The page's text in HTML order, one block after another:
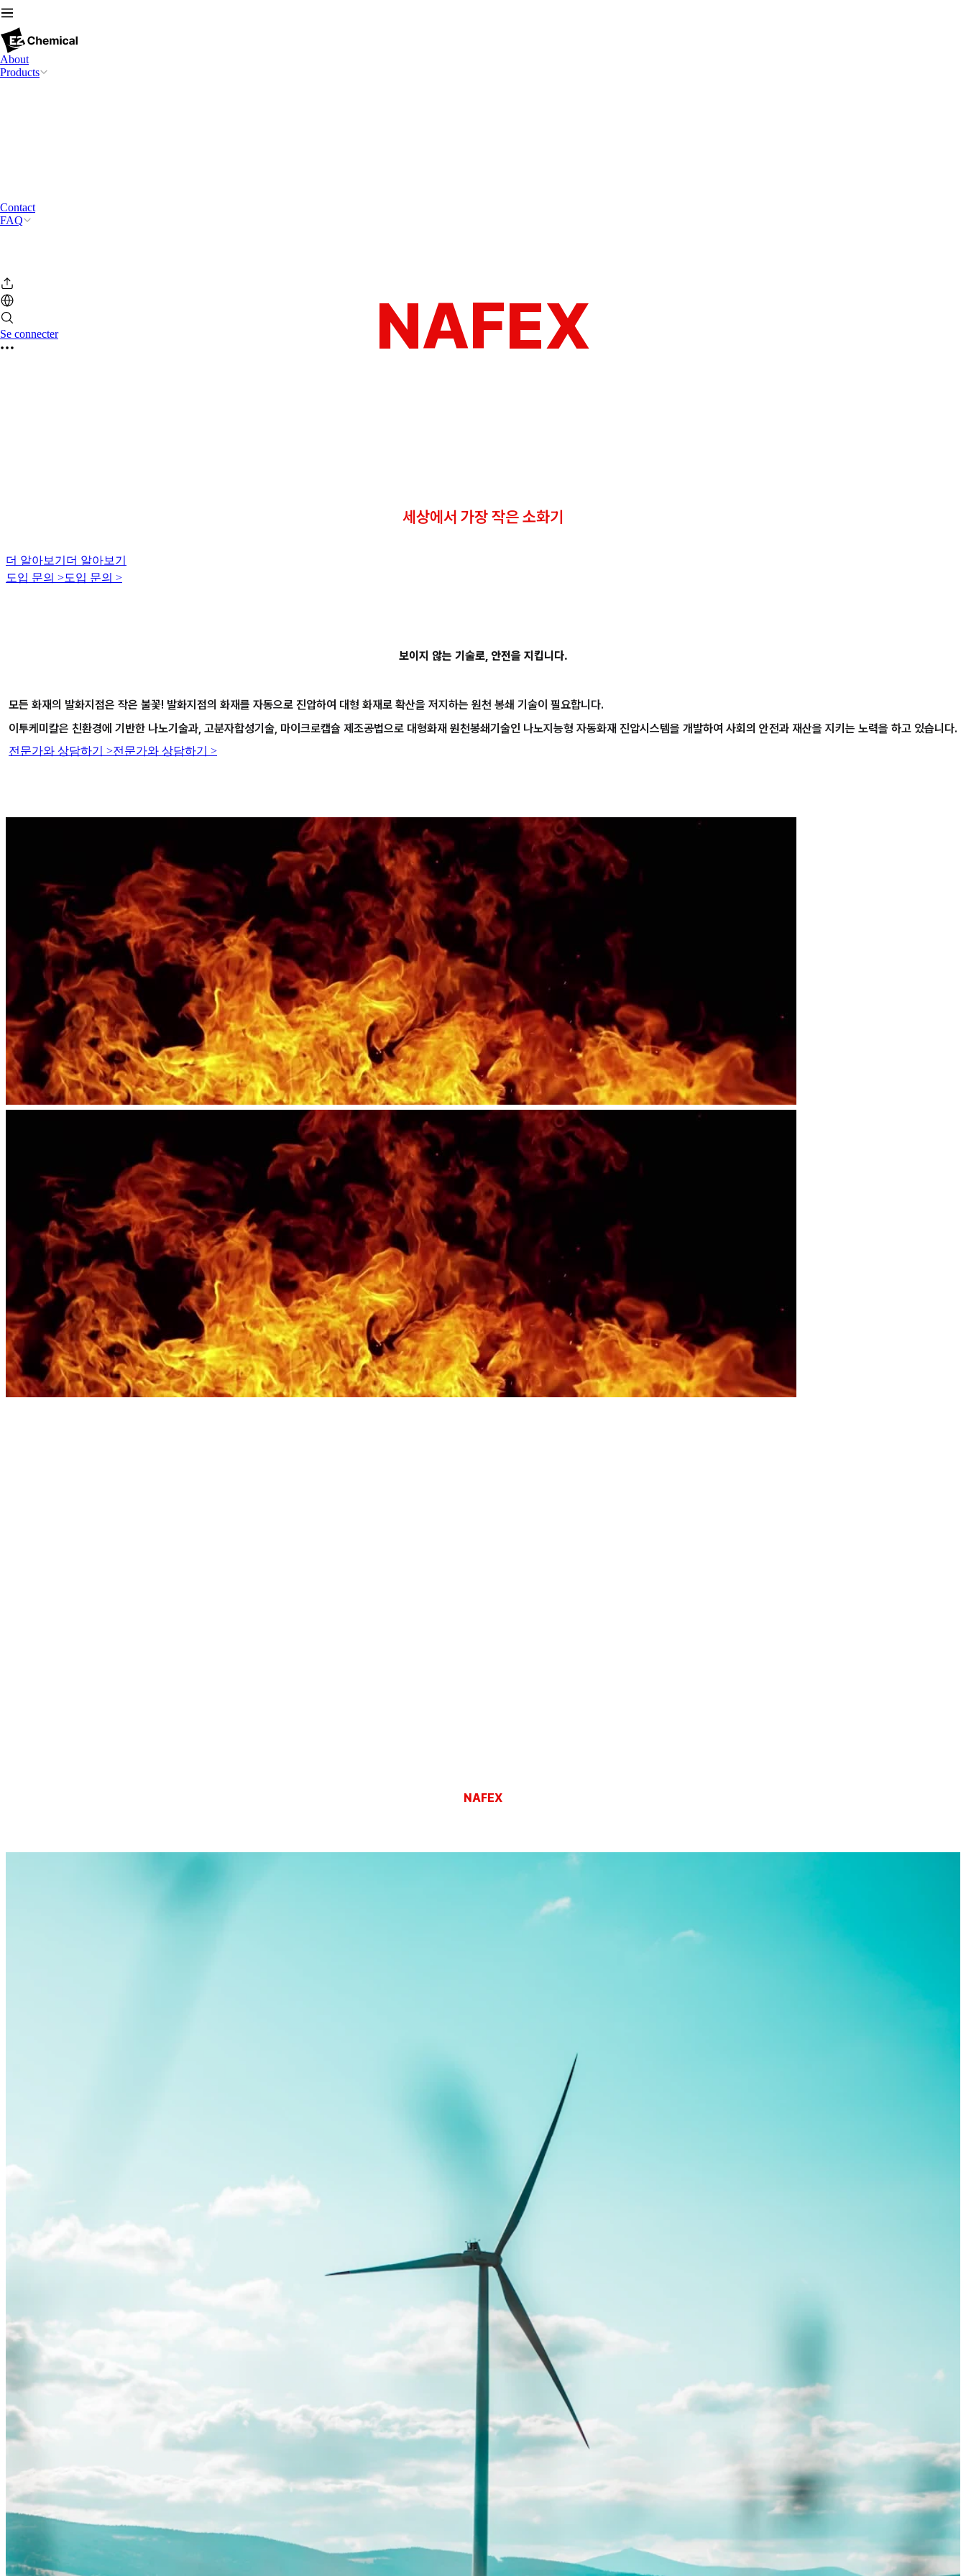
About
Products
Contact
FAQ
Se connecter NAFEX
세상에서 가장 작은 소화기
더 알아보기 더 알아보기
도입 문의 >도입 문의 >
보이지 않는 기술로, 안전을 지킵니다.
모든 화재의 발화지점은 작은 불꽃! 발화지점의 화재를 자동으로 진압하여 대형 화재로 확산을 저지하는 원천 봉쇄 기술이 필요합니다.
이투케미칼은 친환경에 기반한 나노기술과, 고분자합성기술, 마이크로캡슐 제조공법으로 대형화재 원천봉쇄기술인 나노지능형 자동화재 진압시스템을 개발하여 사회의 안전과 재산을 지키는 노력을 하고 있습니다.
전문가와 상담하기 >전문가와 상담하기 >
NAFEX